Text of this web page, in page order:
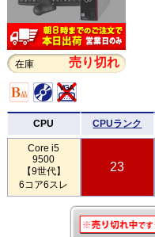
在庫 売り切れ
CPU CPUランク
Core i5
9500
【9世代】
6コア6スレ
23